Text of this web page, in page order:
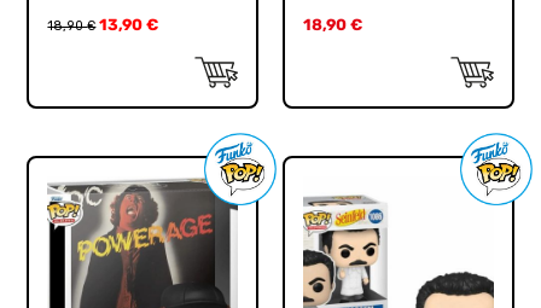
18,90€ 13,90€ 18,90 €